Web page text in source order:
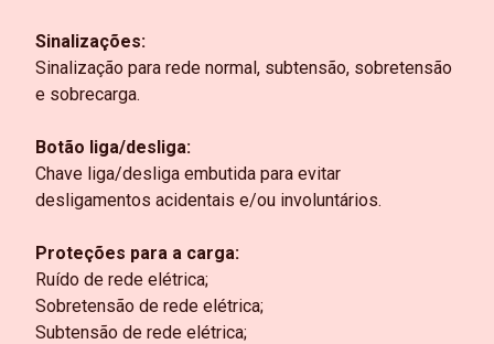
Sinalizações:
Sinalização para rede normal, subtensão, sobretensão
e sobrecarga.
Botão liga/desliga:
Chave liga/desliga embutida para evitar
desligamentos acidentais e/ou involuntários.
Proteções para a carga:
Ruído de rede elétrica;
Sobretensão de rede elétrica;
Subtensão de rede elétrica;